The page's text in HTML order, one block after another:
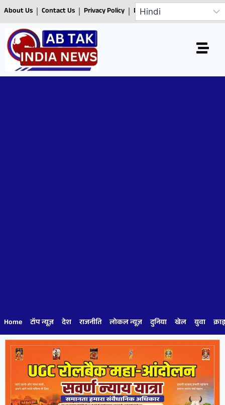
About Us Contact Us Privacy Policy Disclaimer
Home टॉप न्यूज़ देश राजनीति लोकल न्यूज़ दुनिया खेल युवा